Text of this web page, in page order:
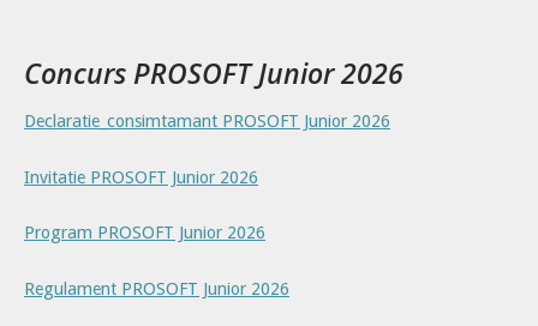
Concurs PROSOFT Junior 2026
Declaratie_consimtamant PROSOFT Junior 2026
Invitatie PROSOFT Junior 2026
Program PROSOFT Junior 2026
Regulament PROSOFT Junior 2026